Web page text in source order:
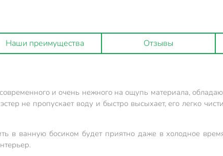
Наши преимущества Отзывы
и очень нежного на ощупь материала,
не пропускает воду и быстро высыхает, его легко
в ванную босиком будет приятно даже в холодное